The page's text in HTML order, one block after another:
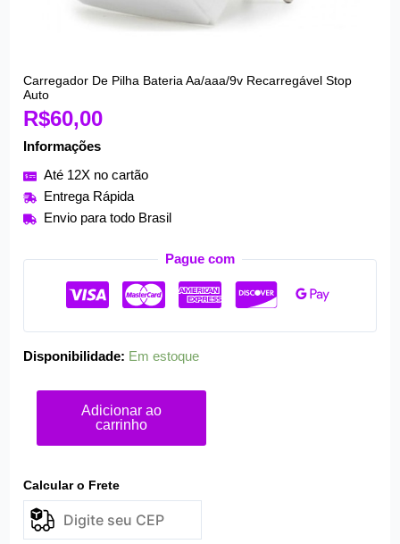
Carregador De Pilha Bateria Aa/aaa/9v Recarregável Stop
Auto
R$60,00
Informações
Até 12X no cartão
Entrega Rápida
Envio para todo Brasil
Pague com
Disponibilidade: Em estoque
Carregador
De
Pilha
Bateria
Aa/aaa/9v
Recarregável
Stop
Adicionar ao
carrinho
Calcular o Frete